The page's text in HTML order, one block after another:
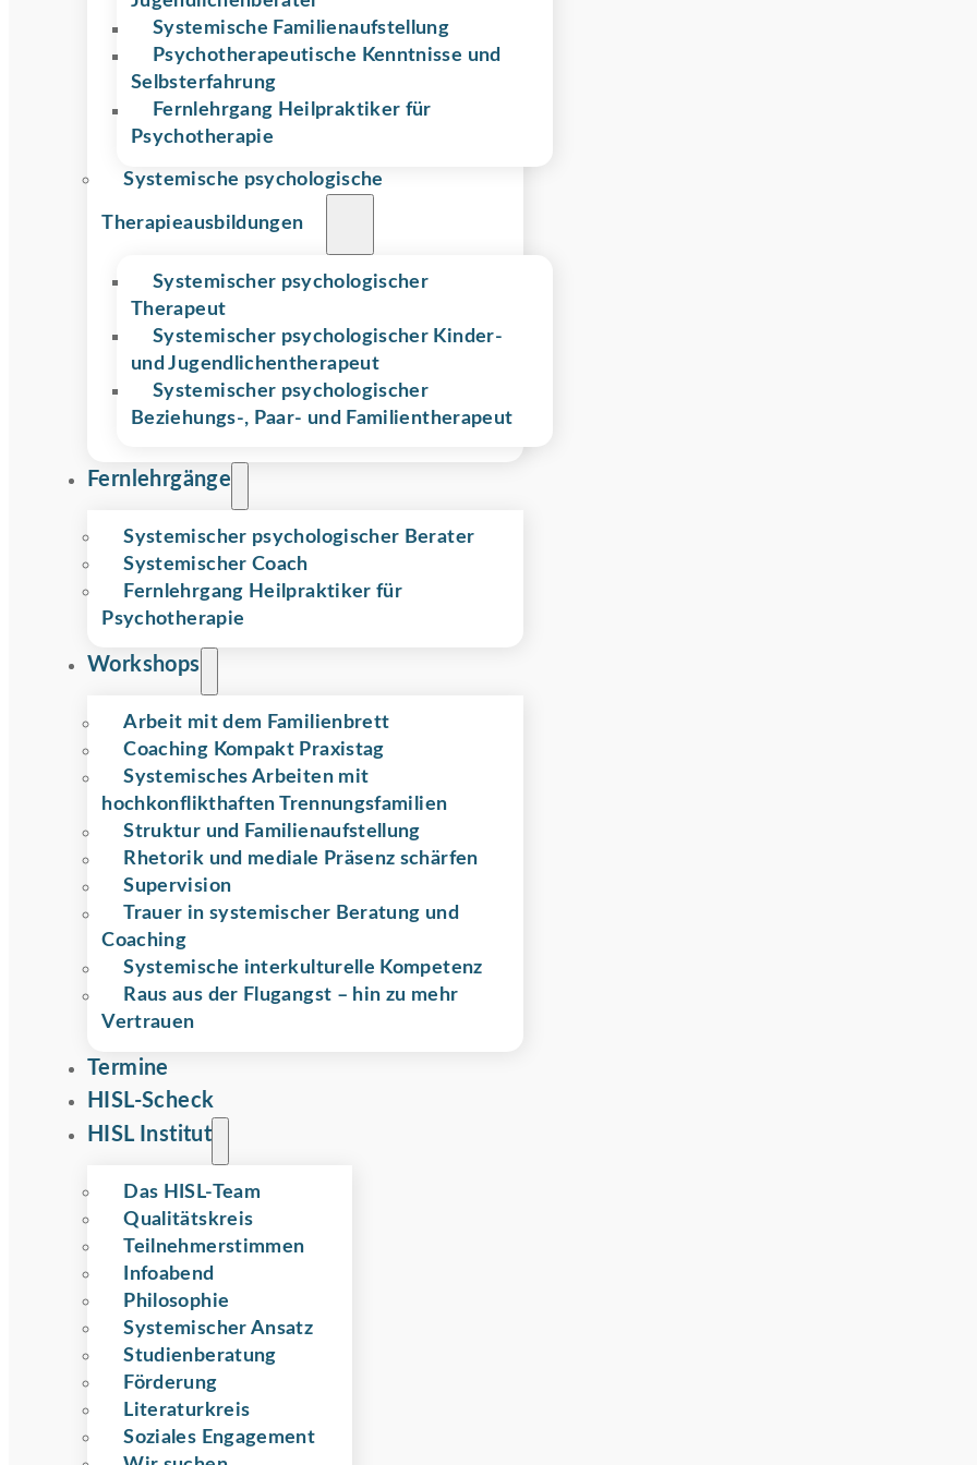
Systemische Familienaufstellung
Psychotherapeutische Kenntnisse und
Selbsterfahrung
Fernlehrgang Heilpraktiker für
Psychotherapie
Systemische psychologische
Therapieausbildungen
Systemischer psychologischer
Therapeut
Systemischer psycholo­gischer Kinder-
und Jugendlichentherapeut
Systemischer psychologischer
Beziehungs-, Paar- und Familientherapeut
Fernlehrgänge
Systemischer psychologischer Berater
Systemischer Coach
Fernlehrgang Heilpraktiker für
Psychotherapie
Workshops
Arbeit mit dem Familienbrett
Coaching Kompakt Praxistag
Systemisches Arbeiten mit
hochkonflikthaften Trennungsfamilien
Struktur und Familienaufstellung
Rhetorik und mediale Präsenz schärfen
Supervision
Trauer in systemischer Beratung und
Coaching
Systemische interkulturelle Kompetenz
Raus aus der Flugangst – hin zu mehr
Vertrauen
Termine
HISL-Scheck
HISL Institut
Das HISL-Team
Qualitätskreis
Teilnehmer­stimmen
Infoabend
Philosophie
Systemischer Ansatz
Studienberatung
Förderung
Literaturkreis
Soziales Engagement